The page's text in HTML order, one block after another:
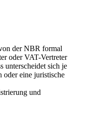
der NBR formal
oder VAT-Vertreter
unterscheidet sich je
oder eine juristische
und